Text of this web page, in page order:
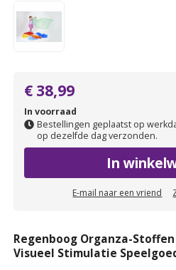
€ 38,99
In voorraad
Bestellingen geplaatst op
op dezelfde dag verzonden.
In
E-mail naar een vriend
Regenboog Organza-Stoffen
Visueel Stimulatie